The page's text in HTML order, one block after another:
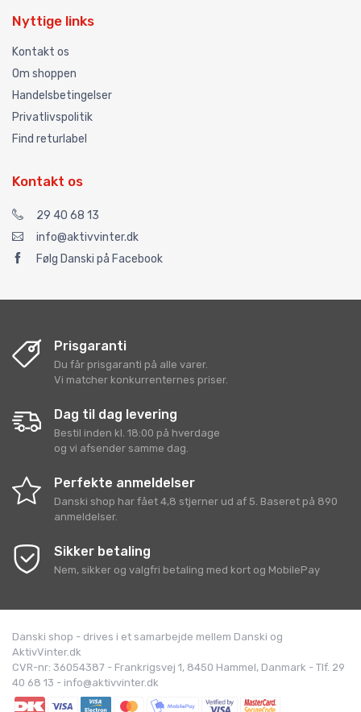
Nyttige links
Kontakt os
Om shoppen
Handelsbetingelser
Privatlivspolitik
Find returlabel
Kontakt os
29 40 68 13
info@aktivvinter.dk
Følg Danski på Facebook
Prisgaranti
Du får prisgaranti på alle varer.
Vi matcher konkurrenternes priser.
Dag til dag levering
Bestil inden kl. 18:00 på hverdage
og vi afsender samme dag.
Perfekte anmeldelser
Danski shop har fået 4,8 stjerner ud af 5. Baseret på 890
anmeldelser.
Sikker betaling
Nem, sikker og valgfri betaling med kort og MobilePay
Danski shop - drives i et samarbejde mellem Danski og
AktivVinter.dk
CVR-nr: 36054387 - Frankrigsvej 1, 8450 Hammel, Danmark - Tlf. 29
40 68 13 - info@aktivvinter.dk